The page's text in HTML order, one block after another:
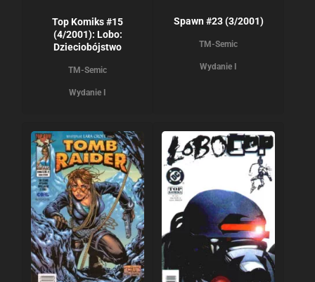
Top Komiks #15
(4/2001): Lobo:
Dzieciobójstwo
TM-Semic
Wydanie I
Spawn #23 (3/2001)
TM-Semic
Wydanie I